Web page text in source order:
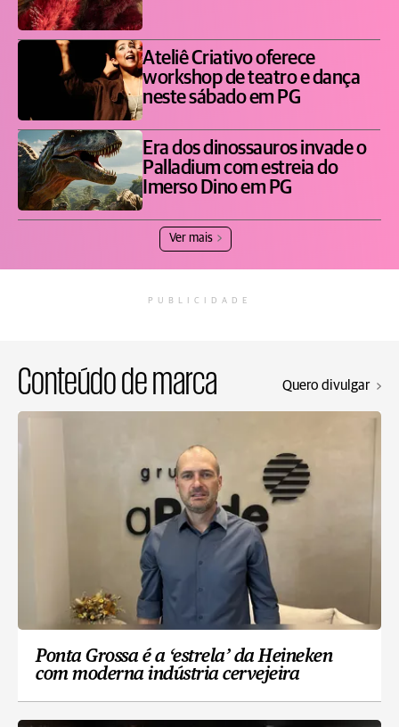
Ateliê Criativo oferece
workshop de teatro e dança
neste sábado em PG
Era dos dinossauros invade o
Palladium com estreia do
Imerso Dino em PG
Ver mais
PUBLICIDADE
Conteúdo de marca Quero divulgar
Ponta Grossa é a ‘estrela’ da Heineken
com moderna indústria cervejeira